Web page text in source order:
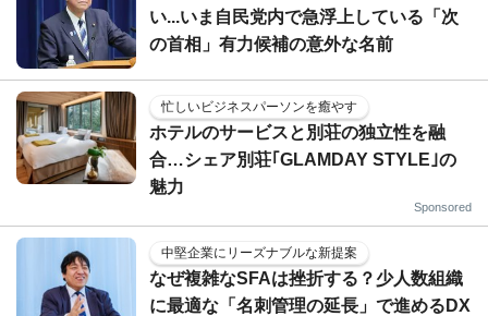
い...いま自民党内で急浮上している「次
の首相」有力候補の意外な名前
忙しいビジネスパーソンを癒やす
ホテルのサービスと別荘の独立性を融
合…シェア別荘｢GLAMDAY STYLE｣の
魅力
Sponsored
中堅企業にリーズナブルな新提案
なぜ複雑なSFAは挫折する？少人数組織
に最適な「名刺管理の延長」で進めるDX